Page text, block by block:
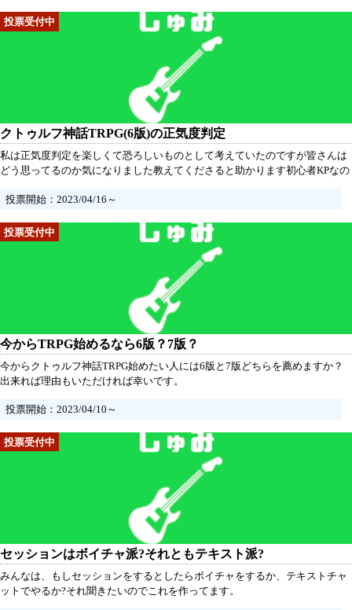
クトゥルフ神話TRPG(6版)の正気度判定
私は正気度判定を楽しくて恐ろしいものとして考えていたのですが皆さんは
どう思ってるのか気になりました教えてくださると助かります初心者KPなの
投票開始：2023/04/16～
今からTRPG始めるなら6版？7版？
今からクトゥルフ神話TRPG始めたい人には6版と7版どちらを薦めますか？
出来れば理由もいただければ幸いです。
投票開始：2023/04/10～
セッションはボイチャ派?それともテキスト派?
みんなは、もしセッションをするとしたらボイチャをするか、テキストチャ
ットでやるか?それ聞きたいのでこれを作ってます。